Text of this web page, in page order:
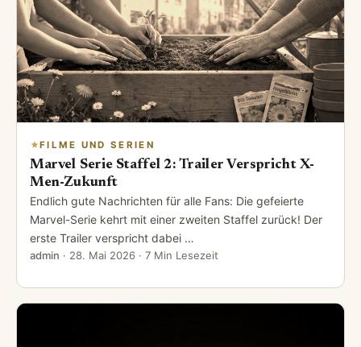
FILME UND SERIEN
Marvel Serie Staffel 2: Trailer Verspricht X-
Men-Zukunft
Endlich gute Nachrichten für alle Fans: Die gefeierte
Marvel-Serie kehrt mit einer zweiten Staffel zurück! Der
erste Trailer verspricht dabei …
admin · 28. Mai 2026 · 7 Min Lesezeit